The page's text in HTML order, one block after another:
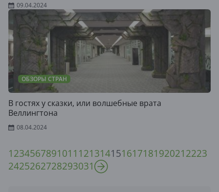
09.04.2024
ОБЗОРЫ СТРАН
В гостях у сказки, или волшебные врата
Веллингтона
08.04.2024
1234567891011 121314151617181920212223
2425262728293031